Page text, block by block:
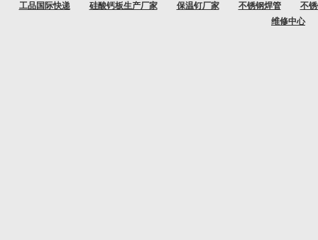
工品国际快递
硅酸钙板生产厂家 保温钉厂家 不锈钢焊管
不
维修中心